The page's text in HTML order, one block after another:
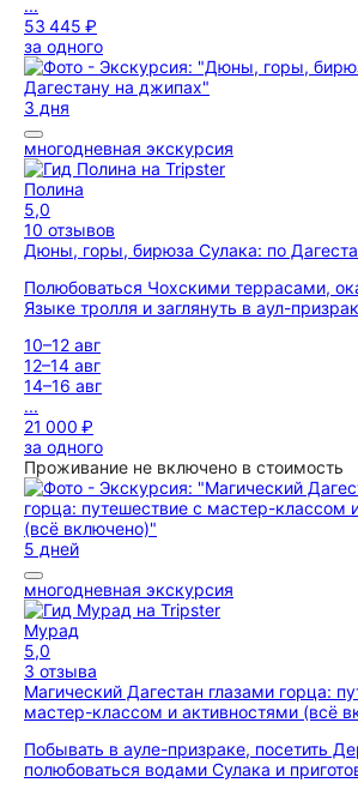
...
53 445 ₽
за одного
3 дня
многодневная экскурсия
Полина
5,0
10 отзывов
Дюны, горы, бирюза Сулака: по
Полюбоваться Чохскими террасами,
Языке тролля и заглянуть в аул-призрак
10–12 авг
12–14 авг
14–16 авг
...
21 000 ₽
за одного
Проживание не включено в стоимость
5 дней
многодневная экскурсия
Мурад
5,0
3 отзыва
Магический Дагестан глазами горца:
мастер-классом и активностями (всё
Побывать в ауле-призраке, посетить
полюбоваться водами Сулака и